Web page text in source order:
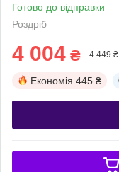
Готово до відправки
Роздріб
4 004 ₴ 4 449 ₴
Економія 445 ₴